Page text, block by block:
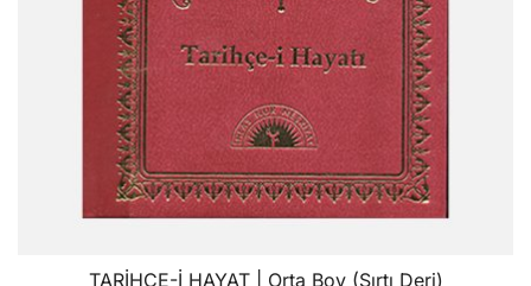
TARİHÇE-İ HAYAT | Orta Boy (Sırtı Deri)